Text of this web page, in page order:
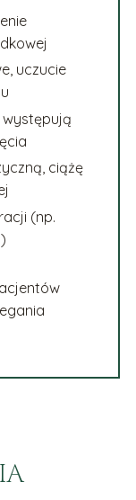
uczucie
występują
ciążę
(np.